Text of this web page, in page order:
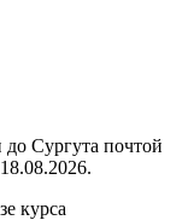
до Сургута почтой
18.08.2026.
курса